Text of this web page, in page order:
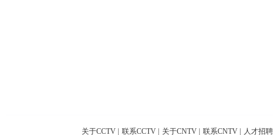
关于CCTV 联系CCTV 关于CNTV 联系CNTV 人才招聘